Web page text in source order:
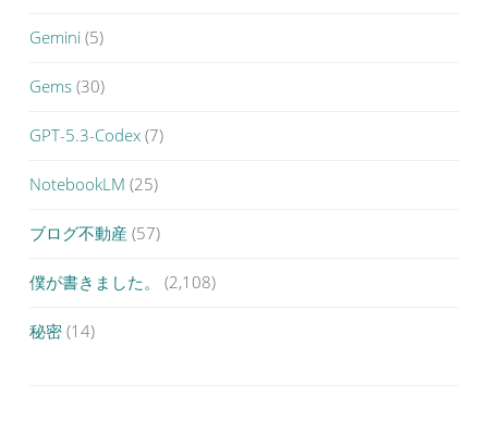
Gemini (5)
Gems (30)
GPT-5.3-Codex (7)
NotebookLM (25)
ブログ不動産 (57)
僕が書きました。 (2,108)
秘密 (14)